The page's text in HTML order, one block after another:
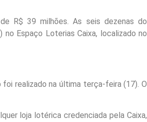
R$ 39 milhões. As seis dezenas do
Espaço Loterias Caixa, localizado no
realizado na última terça-feira (17). O
loja lotérica credenciada pela Caixa,